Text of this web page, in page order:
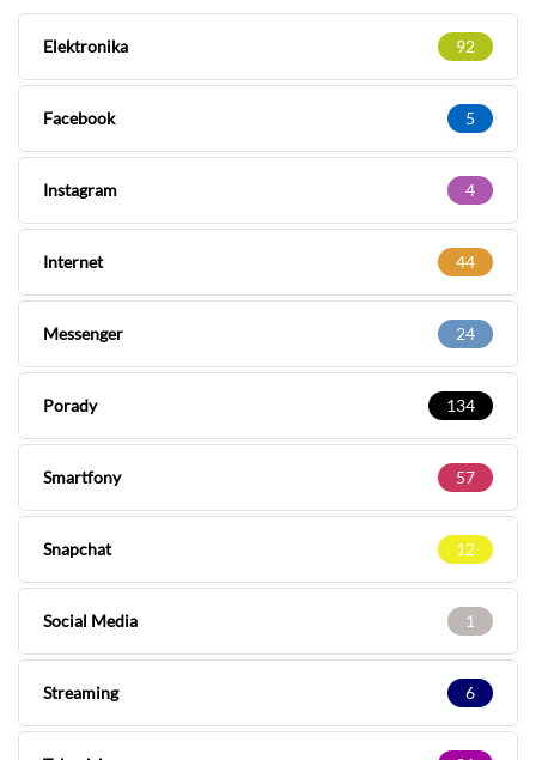
Elektronika 92
Facebook 5
Instagram 4
Internet 44
Messenger 24
Porady 134
Smartfony 57
Snapchat 12
Social Media 1
Streaming 6